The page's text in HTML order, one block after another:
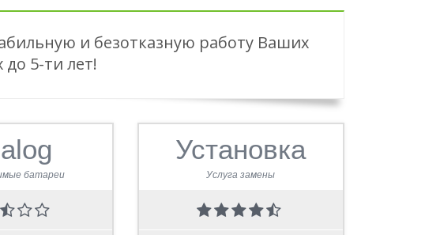
и безотказную работу Ваших
до 5-ти лет!
батареи
Установка
Услуга замены